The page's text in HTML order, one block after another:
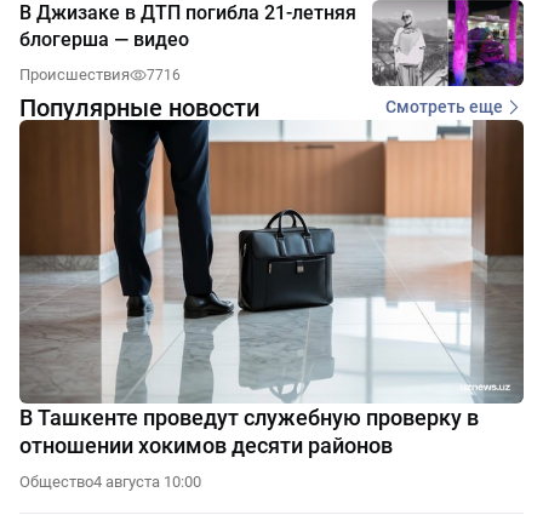
В Джизаке в ДТП погибла 21-летняя
блогерша — видео
Происшествия 7716
Популярные новости Смотреть еще
В Ташкенте проведут служебную проверку в
отношении хокимов десяти районов
Общество4 августа 10:00